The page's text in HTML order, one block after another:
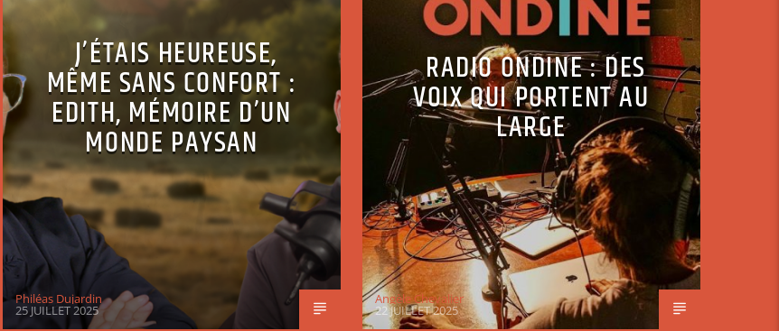
J’ÉTAIS HEUREUSE,
MÊME SANS CONFORT :
EDITH, MÉMOIRE D’UN
MONDE PAYSAN
Philéas Dujardin
25 JUILLET 2025
RADIO ONDINE : DES
VOIX QUI PORTENT AU
LARGE
Angèle Chevalier
22 JUILLET 2025